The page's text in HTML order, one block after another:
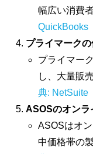
幅広い消費
QuickBooks
プライマーク
プライマー
し、大量販
典: NetSuite
ASOSのオンラ
ASOSはオ
中価格帯の